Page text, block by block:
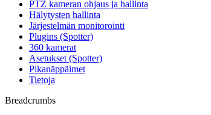
PTZ kameran ohjaus ja hallinta
Hälytysten hallinta
Järjestelmän monitorointi
Plugins (Spotter)
360 kamerat
Asetukset (Spotter)
Pikanäppäimet
Tietoja
Breadcrumbs